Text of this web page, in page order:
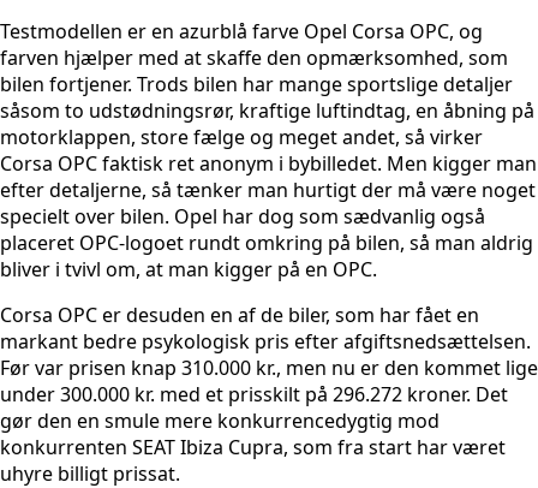
Testmodellen er en azurblå farve Opel Corsa OPC, og
farven hjælper med at skaffe den opmærksomhed, som
bilen fortjener. Trods bilen har mange sportslige detaljer
såsom to udstødningsrør, kraftige luftindtag, en åbning på
motorklappen, store fælge og meget andet, så virker
Corsa OPC faktisk ret anonym i bybilledet. Men kigger man
efter detaljerne, så tænker man hurtigt der må være noget
specielt over bilen. Opel har dog som sædvanlig også
placeret OPC-logoet rundt omkring på bilen, så man aldrig
bliver i tvivl om, at man kigger på en OPC.
Corsa OPC er desuden en af de biler, som har fået en
markant bedre psykologisk pris efter afgiftsnedsættelsen.
Før var prisen knap 310.000 kr., men nu er den kommet lige
under 300.000 kr. med et prisskilt på 296.272 kroner. Det
gør den en smule mere konkurrencedygtig mod
konkurrenten SEAT Ibiza Cupra, som fra start har været
uhyre billigt prissat.